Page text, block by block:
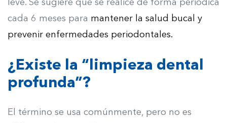
leve. Se sugiere que se realice de forma periódica
cada 6 meses para mantener la salud bucal y
prevenir enfermedades periodontales.
¿Existe la “limpieza dental
profunda”?
El término se usa comúnmente, pero no es